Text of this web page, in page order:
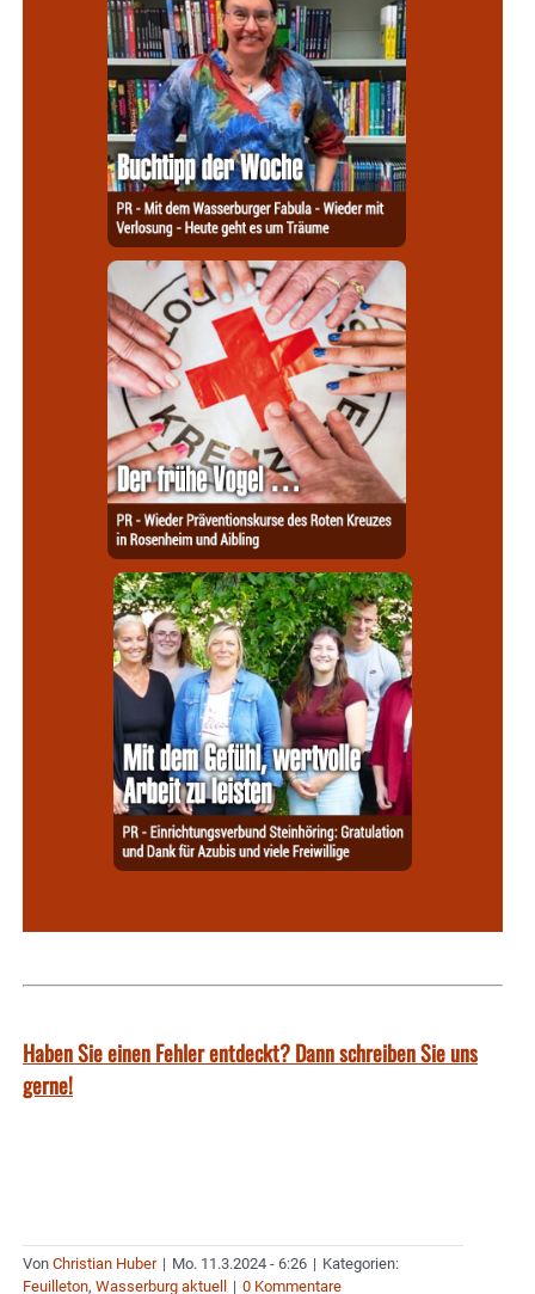
Haben Sie einen Fehler entdeckt? Dann schreiben Sie uns
gerne!
Von Christian Huber | Mo. 11.3.2024 - 6:26 | Kategorien:
Feuilleton, Wasserburg aktuell | 0 Kommentare